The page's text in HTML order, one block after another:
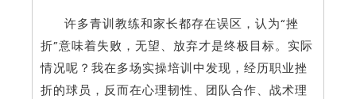
许多青训教练和家长都存在误区，认为“挫
折”意味着失败，无望、放弃才是终极目标。实际
情况呢？我在多场实操培训中发现，经历职业挫
折的球员，反而在心理韧性、团队合作、战术理